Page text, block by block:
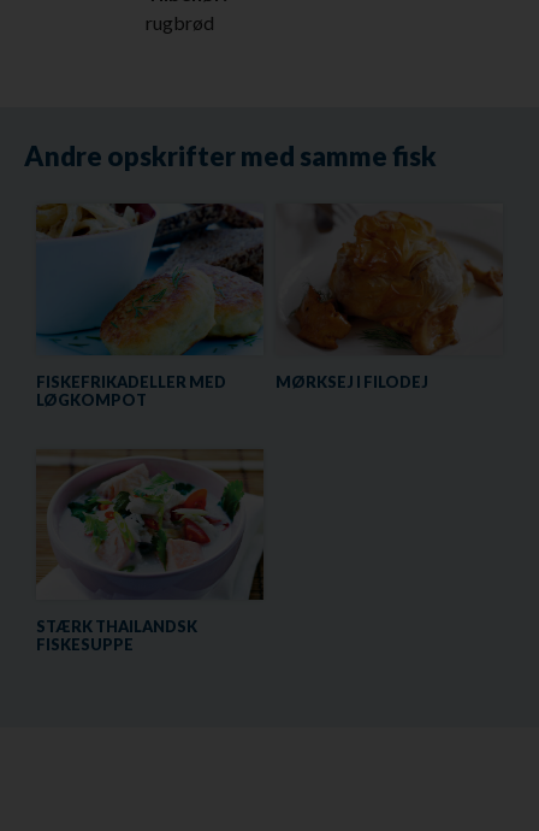
rugbrød
Andre opskrifter med samme fisk
FISKEFRIKADELLER MED
LØGKOMPOT
MØRKSEJ I FILODEJ
STÆRK THAILANDSK
FISKESUPPE